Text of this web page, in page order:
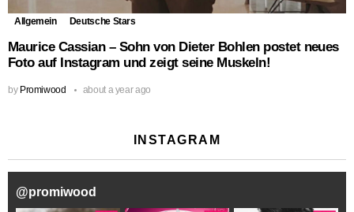
Allgemein Deutsche Stars
Maurice Cassian – Sohn von Dieter Bohlen postet neues
Foto auf Instagram und zeigt seine Muskeln!
by Promiwood about a year ago
INSTAGRAM
@promiwood